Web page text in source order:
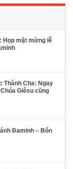
Họp mặt mừng lễ
Thánh Cha: Ngay
Giêsu cũng
Đaminh – Bổn